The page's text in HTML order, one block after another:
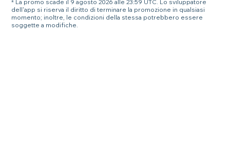
* La promo scade il 9 agosto 2026 alle 23:59 UTC. Lo sviluppatore
dell'app si riserva il diritto di terminare la promozione in qualsiasi
momento; inoltre, le condizioni della stessa potrebbero essere
soggette a modifiche.